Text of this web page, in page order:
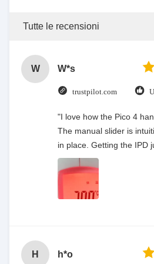
Tutte le recensioni
W W*s
trustpilot.com
"I love how the Pico 4
The manual slider is
in place. Getting the IPD
H h*o